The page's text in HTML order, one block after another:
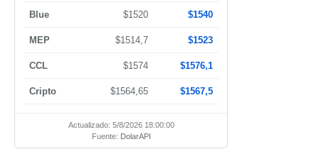
Blue $1520 $1540
MEP $1514,7 $1523
CCL $1574 $1576,1
Cripto $1564,65 $1567,5
Actualizado: 5/8/2026 18:00:00
Fuente: DolarAPI